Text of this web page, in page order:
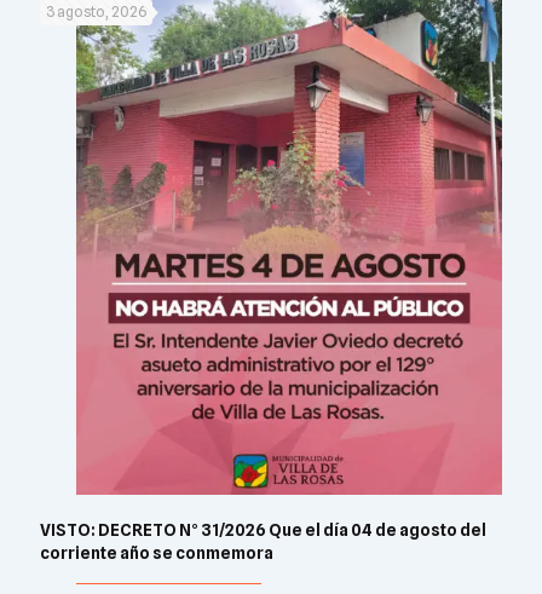
3 agosto, 2026
VISTO: DECRETO N° 31/2026 Que el día 04 de agosto del
corriente año se conmemora